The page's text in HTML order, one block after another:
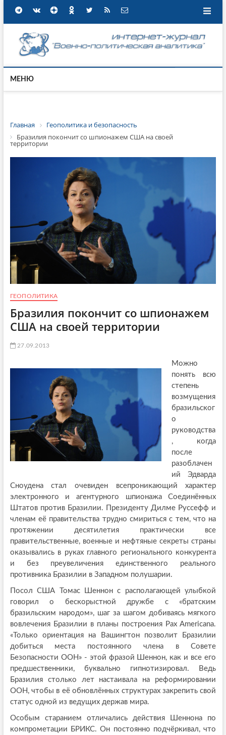
МЕНЮ
Главная
Геополитика и безопасность
Бразилия покончит со шпионажем США на своей
территории
ГЕОПОЛИТИКА
Бразилия покончит со шпионажем
США на своей территории
27.09.2013
Можно
понять всю
степень
возмущения
бразильског
о
руководства
, когда
после
разоблачен
ий Эдварда
Сноудена стал очевиден всепроникающий характер
электронного и агентурного шпионажа Соединённых
Штатов против Бразилии. Президенту Дилме Руссефф и
членам её правительства трудно смириться с тем, что на
протяжении десятилетия практически все
правительственные, военные и нефтяные секреты страны
оказывались в руках главного регионального конкурента
и без преувеличения единственного реального
противника Бразилии в Западном полушарии.
Посол США Томас Шеннон с располагающей улыбкой
говорил о бескорыстной дружбе с «братским
бразильским народом», шаг за шагом добиваясь мягкого
вовлечения Бразилии в планы построения Pax Americana.
«Только ориентация на Вашингтон позволит Бразилии
добиться места постоянного члена в Совете
Безопасности ООН» - этой фразой Шеннон, как и все его
предшественники, буквально гипнотизировал. Ведь
Бразилия столько лет настаивала на реформировании
ООН, чтобы в её обновлённых структурах закрепить свой
статус одной из ведущих держав мира.
Особым старанием отличались действия Шеннона по
компрометации БРИКС. Он постоянно подчёркивал, что